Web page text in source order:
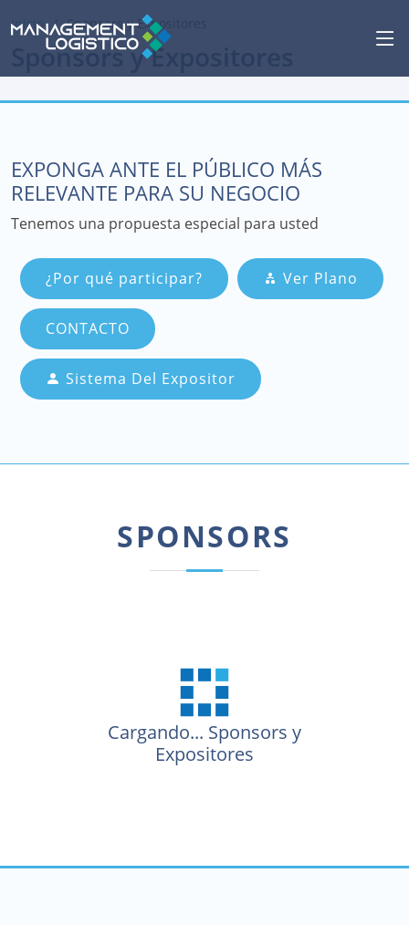
Inicio Sponsors y Expositores
Sponsors y Expositores
EXPONGA ANTE EL PÚBLICO MÁS
RELEVANTE PARA SU NEGOCIO
Tenemos una propuesta especial para usted
¿Por qué participar? Ver Plano
CONTACTO
Sistema Del Expositor
SPONSORS
Cargando... Sponsors y
Expositores